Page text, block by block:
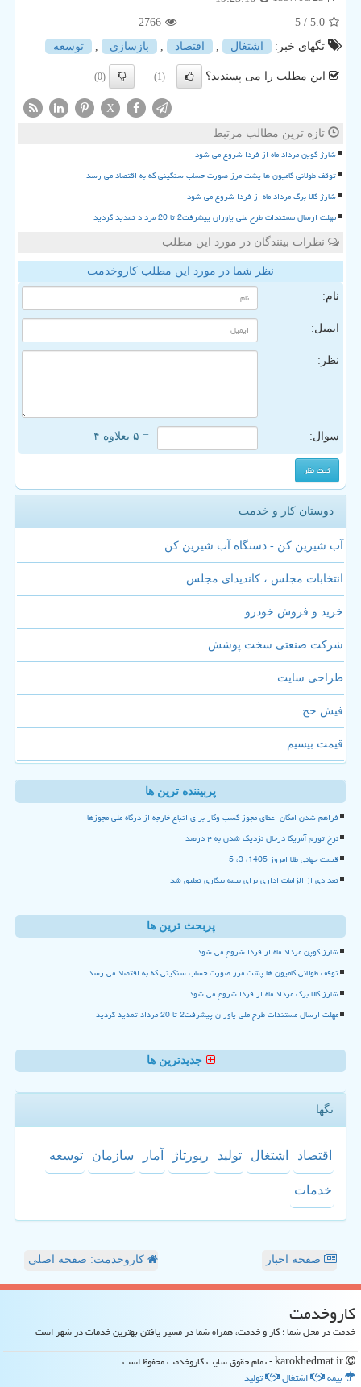
5.0
/ 5
2766
تگهای خبر:
اشتغال , اقتصاد , بازسازی , توسعه
این مطلب را می پسندید؟ (1)
(0)
X
تازه ترین مطالب مرتبط
شارژ کوپن مرداد ماه از فردا شروع می شود
توقف طولانی کامیون ها پشت مرز صورت حساب سنگینی که به اقتصاد می رسد
شارژ کالا برگ مرداد ماه از فردا شروع می شود
مهلت ارسال مستندات طرح ملی یاوران پیشرفت2 تا 20 مرداد تمدید گردید
نظرات بینندگان در مورد این مطلب
نظر شما در مورد این مطلب کاروخدمت
نام:
ایمیل:
نظر:
سوال: = ۵ بعلاوه ۴
دوستان کار و خدمت
آب شیرین کن - دستگاه آب شیرین کن
انتخابات مجلس ، کاندیدای مجلس
خرید و فروش خودرو
شرکت صنعتی سخت پوشش
طراحی سایت
فیش حج
قیمت بیسیم
پربیننده ترین ها
فراهم شدن امکان اعطای مجوز کسب وکار برای اتباع خارجه از درگاه ملی مجوزها
نرخ تورم آمریکا درحال نزدیک شدن به ۴ درصد
قیمت جهانی طلا امروز 1405، 3، 5
تعدادی از الزامات اداری برای بیمه بیکاری تعلیق شد
پربحث ترین ها
شارژ کوپن مرداد ماه از فردا شروع می شود
توقف طولانی کامیون ها پشت مرز صورت حساب سنگینی که به اقتصاد می رسد
شارژ کالا برگ مرداد ماه از فردا شروع می شود
مهلت ارسال مستندات طرح ملی یاوران پیشرفت2 تا 20 مرداد تمدید گردید
جدیدترین ها
تگها
اقتصاد اشتغال تولید رپورتاژ آمار سازمان توسعه
خدمات
صفحه اخبار کاروخدمت: صفحه اصلی
كاروخدمت
خدمت در محل شما ؛ کار و خدمت، همراه شما در مسیر یافتن بهترین خدمات در شهر است
بیمه
اشتغال تولید